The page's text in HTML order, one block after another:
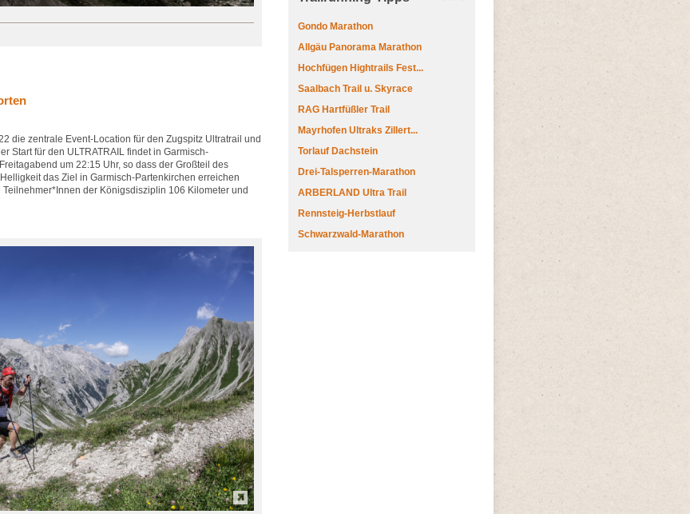
die zentrale Event-Location für den Zugspitz Ultratrail und
Start für den ULTRATRAIL findet in Garmisch-
um 22:15 Uhr, so dass der Großteil des
das Ziel in Garmisch-Partenkirchen erreichen
der Königsdisziplin 106 Kilometer und
Gondo Marathon
Allgäu Panorama Marathon
Hochfügen Hightrails Fest...
Saalbach Trail u. Skyrace
RAG Hartfüßler Trail
Mayrhofen Ultraks Zillert...
Torlauf Dachstein
Drei-Talsperren-Marathon
ARBERLAND Ultra Trail
Rennsteig-Herbstlauf
Schwarzwald-Marathon